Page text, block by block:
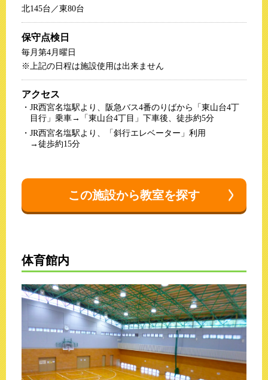
北145台／東80台
保守点検日
毎月第4月曜日
※上記の日程は施設使用は出来ません
アクセス
JR西宮名塩駅より、阪急バス4番のりばから「東山台4丁
目行」乗車→「東山台4丁目」下車後、徒歩約5分
JR西宮名塩駅より、「斜行エレベーター」利用
→徒歩約15分
この施設から教室を探す
体育館内